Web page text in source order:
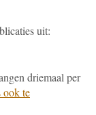
uit:
driemaal per
ook te